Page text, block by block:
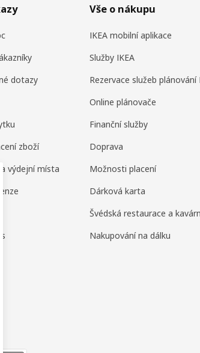
dotazy
zboží
a výdejní místa
Vše o nákupu
IKEA mobilní aplikace
Služby IKEA
Rezervace služeb plánování
Online plánovače
Finanční služby
Doprava
Možnosti placení
Dárková karta
Švédská restaurace a
Nakupování na dálku